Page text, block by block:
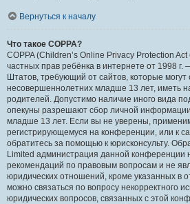
Вернуться к началу
Что такое COPPA?
COPPA (Children’s Online Privacy Protection
частных прав ребёнка в интернете от 1998
Штатов, требующий от сайтов, которые
несовершеннолетних младше 13 лет, иметь
родителей. Допустимо наличие иного вида
опекуны разрешают сбор личной
младше 13 лет. Если вы не уверены,
регистрирующемуся на конференции, или к
обратитесь за помощью к юрисконсульту.
Limited администрация данной конференции
рекомендаций по правовым вопросам и не
юридических отношений, кроме указанных в
можно связаться по вопросу некорректного
юридических вопросов, связанных с этой